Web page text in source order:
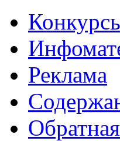
Реклама